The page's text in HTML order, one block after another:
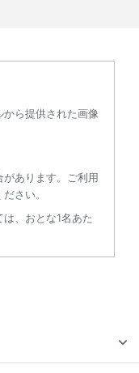
ら提供された画像
があります。ご利用
さい。
、おとな1名あた